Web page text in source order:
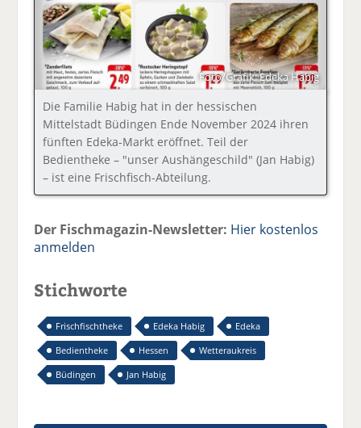
Foto/Grafik: Edeka Habig
Die Familie Habig hat in der hessischen
Mittelstadt Büdingen Ende November 2024 ihren
fünften Edeka-Markt eröffnet. Teil der
Bedientheke – "unser Aushängeschild" (Jan Habig)
– ist eine Frischfisch-Abteilung.
Der Fischmagazin-Newsletter: Hier kostenlos
anmelden
Stichworte
Frischfischtheke Edeka Habig
Edeka
Bedientheke
Hessen
Wetteraukreis
Büdingen
Jan Habig